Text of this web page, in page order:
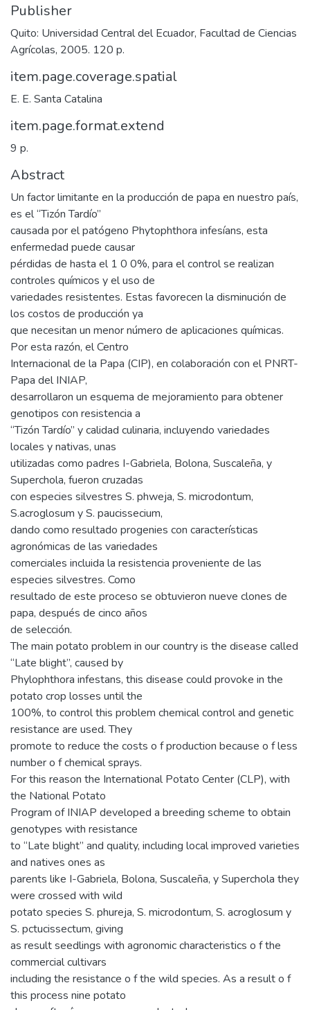
Publisher
Quito: Universidad Central del Ecuador, Facultad de Ciencias
Agrícolas, 2005. 120 p.
item.page.coverage.spatial
E. E. Santa Catalina
item.page.format.extend
9 p.
Abstract
Un factor limitante en la producción de papa en nuestro país,
es el “Tizón Tardío”
causada por el patógeno Phytophthora infesíans, esta
enfermedad puede causar
pérdidas de hasta el 1 0 0%, para el control se realizan
controles químicos y el uso de
variedades resistentes. Estas favorecen la disminución de
los costos de producción ya
que necesitan un menor número de aplicaciones químicas.
Por esta razón, el Centro
Internacional de la Papa (CIP), en colaboración con el PNRT-
Papa del INIAP,
desarrollaron un esquema de mejoramiento para obtener
genotipos con resistencia a
“Tizón Tardío” y calidad culinaria, incluyendo variedades
locales y nativas, unas
utilizadas como padres I-Gabriela, Bolona, Suscaleña, y
Superchola, fueron cruzadas
con especies silvestres S. phweja, S. microdontum,
S.acroglosum y S. paucissecium,
dando como resultado progenies con características
agronómicas de las variedades
comerciales incluida la resistencia proveniente de las
especies silvestres. Como
resultado de este proceso se obtuvieron nueve clones de
papa, después de cinco años
de selección.
The main potato problem in our country is the disease called
“Late blight”, caused by
Phylophthora infestans, this disease could provoke in the
potato crop losses until the
100%, to control this problem chemical control and genetic
resistance are used. They
promote to reduce the costs o f production because o f less
number o f chemical sprays.
For this reason the International Potato Center (CLP), with
the National Potato
Program of INIAP developed a breeding scheme to obtain
genotypes with resistance
to “Late blight” and quality, including local improved varieties
and natives ones as
parents like I-Gabriela, Bolona, Suscaleña, y Superchola they
were crossed with wild
potato species S. phureja, S. microdontum, S. acroglosum y
S. pctucissectum, giving
as result seedlings with agronomic characteristics o f the
commercial cultivars
including the resistance o f the wild species. As a result o f
this process nine potato